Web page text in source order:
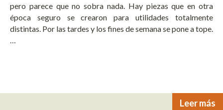
pero parece que no sobra nada. Hay piezas que en otra
época seguro se crearon para utilidades totalmente
distintas. Por las tardes y los fines de semana se pone a tope.
…
Leer más